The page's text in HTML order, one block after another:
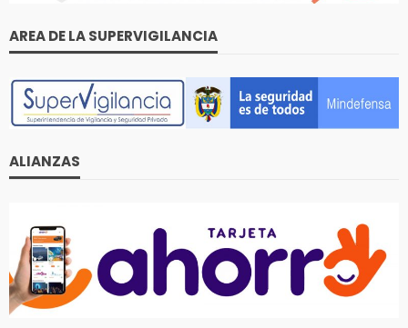
AREA DE LA SUPERVIGILANCIA
ALIANZAS